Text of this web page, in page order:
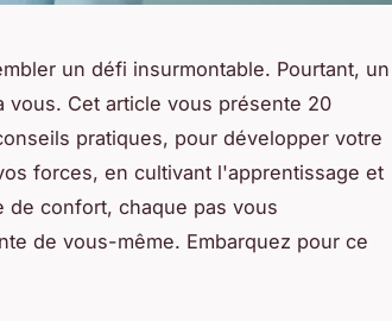
un défi insurmontable. Pourtant, un
vous. Cet article vous présente 20
pratiques, pour développer votre
forces, en cultivant l'apprentissage et
de confort, chaque pas vous
de vous-même. Embarquez pour ce